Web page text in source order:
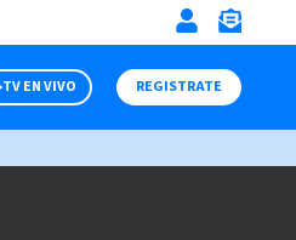
TV EN VIVO REGISTRATE